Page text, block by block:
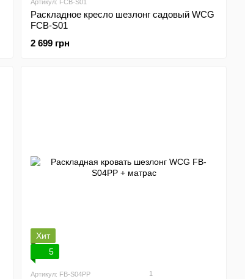
Артикул: FCB-S01
Раскладное кресло шезлонг садовый WCG
FCB-S01
2 699 грн
Хит
5
Артикул: FB-S04PP 1